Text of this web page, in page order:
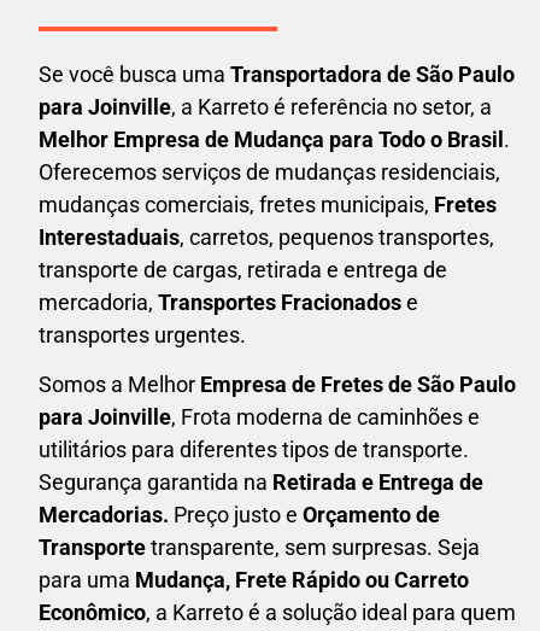
Se você busca uma Transportadora de São Paulo
para Joinville, a Karreto é referência no setor, a
Melhor Empresa de Mudança para Todo o Brasil.
Oferecemos serviços de mudanças residenciais,
mudanças comerciais, fretes municipais, Fretes
Interestaduais, carretos, pequenos transportes,
transporte de cargas, retirada e entrega de
mercadoria, Transportes Fracionadose
transportes urgentes.
Somos a Melhor Empresa de Fretesde São Paulo
para Joinville, Frota moderna de caminhões e
utilitários para diferentes tipos de transporte.
Segurança garantida na Retirada e Entrega de
Mercadorias. Preço justo e Orçamento de
Transportetransparente, sem surpresas. Seja
para uma Mudança, Frete Rápido ou Carreto
Econômico, a Karretoé a solução ideal para quem